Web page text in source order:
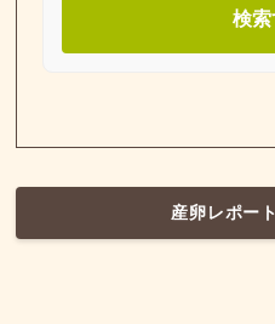
検索
産卵レポー